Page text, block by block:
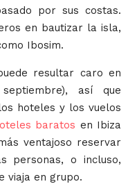
por sus costas.
en bautizar la isla,
Ibosim.
resultar caro en
así que
hoteles y los vuelos
baratos en Ibiza
ventajoso reservar
personas, o incluso,
viaja en grupo.